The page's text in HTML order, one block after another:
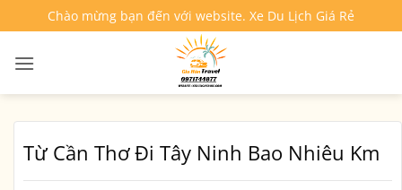
qua
nội
Chào mừng bạn đến với website. Xe Du Lịch Giá Rẻ
Từ Cần Thơ Đi Tây Ninh Bao Nhiêu Km